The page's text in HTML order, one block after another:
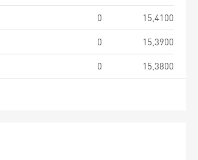
0
15,4100
0
15,3900
0 15,3800